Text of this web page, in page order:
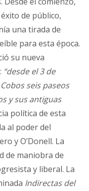
de público,
una tirada de
para esta época.
su nueva
“desde el 3 de
seis paseos
y sus antiguas
política de esta
al poder del
y O’Donell. La
de maniobra de
y liberal. La
Indirectas del